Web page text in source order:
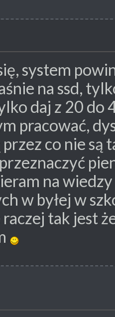
system
na ssd,
daj z 20 do
pracować,
co nie są
na
w byłej w
raczej tak jest